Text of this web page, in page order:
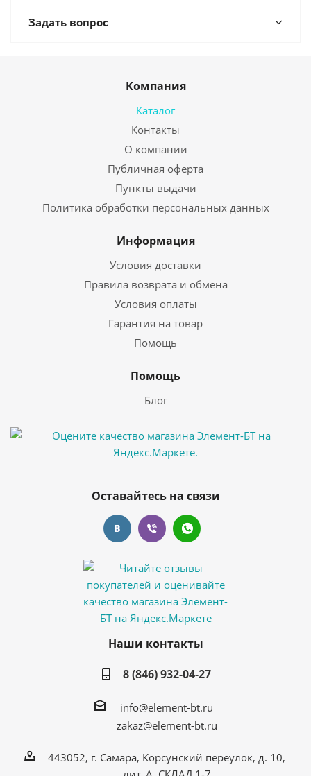
Задать вопрос
Компания
Каталог
Контакты
О компании
Публичная оферта
Пункты выдачи
Политика обработки персональных данных
Информация
Условия доставки
Правила возврата и обмена
Условия оплаты
Гарантия на товар
Помощь
Помощь
Блог
Оставайтесь на связи
Наши контакты
8 (846) 932-04-27
info@element-bt.ru
zakaz@element-bt.ru
443052, г. Самара, Корсунский переулок, д. 10,